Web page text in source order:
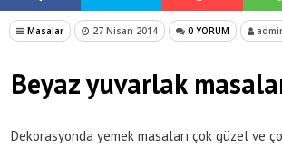
Masalar 27 Nisan 2014 0 YORUM
Beyaz yuvarlak
Dekorasyonda yemek masaları çok güzel ve